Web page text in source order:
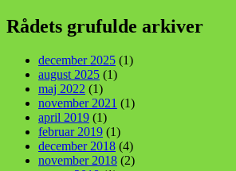
Rådets grufulde arkiver
december 2025 (1)
august 2025 (1)
maj 2022 (1)
november 2021 (1)
april 2019 (1)
februar 2019 (1)
december 2018 (4)
november 2018 (2)